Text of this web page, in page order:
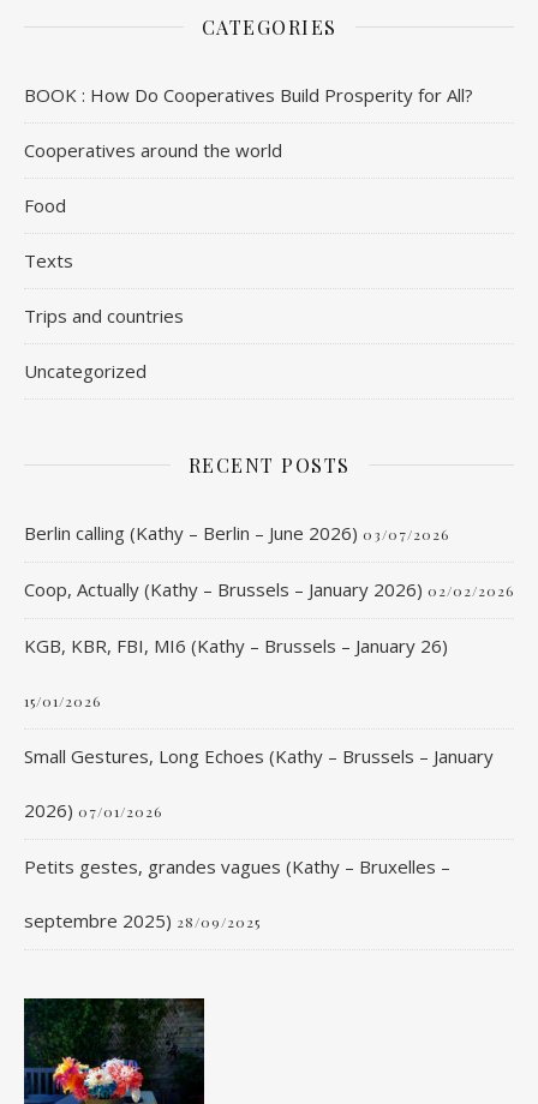
CATEGORIES
BOOK : How Do Cooperatives Build Prosperity for All?
Cooperatives around the world
Food
Texts
Trips and countries
Uncategorized
RECENT POSTS
Berlin calling (Kathy – Berlin – June 2026) 03/07/2026
Coop, Actually (Kathy – Brussels – January 2026) 02/02/2026
KGB, KBR, FBI, MI6 (Kathy – Brussels – January 26)
15/01/2026
Small Gestures, Long Echoes (Kathy – Brussels – January
2026) 07/01/2026
Petits gestes, grandes vagues (Kathy – Bruxelles –
septembre 2025) 28/09/2025